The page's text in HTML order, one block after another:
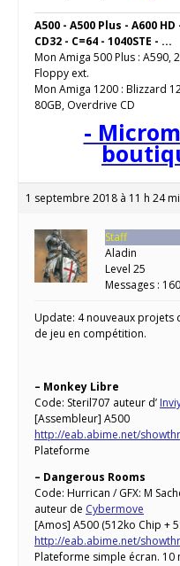
A500 - A500 Plus - A600
CD32 - C=64 - 1040STE - ...
Mon Amiga 500 Plus : A590,
Floppy ext.
Mon Amiga 1200 : Blizzard
80GB, Overdrive CD
-
1 septembre 2018 à 11 h 24
Staff
Aladin
Level 25
Messages :
Update: 4 nouveaux projets
de jeu en compétition.
– Monkey Libre
Code: Steril707 auteur d’
[Assembleur] A500
http://eab.abime.net/
Plateforme
– Dangerous Rooms
Code: Hurrican / GFX: M
auteur de Cybermove
[Amos] A500 (512ko Chip +
http://eab.abime.net/
Plateforme simple écran. 10